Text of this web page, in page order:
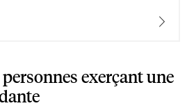
exerçant une